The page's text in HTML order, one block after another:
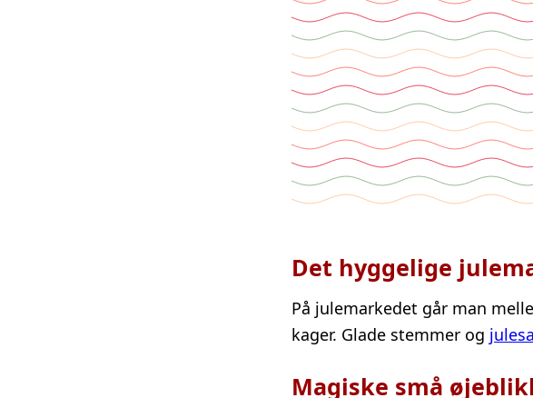
Det hyggelige
På julemarkedet går man
kager. Glade stemmer og
Magiske små